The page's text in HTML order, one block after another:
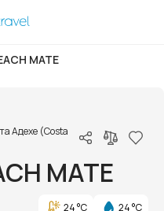
MATE
Адехе (Costa
MATE
24 °C
24 °C